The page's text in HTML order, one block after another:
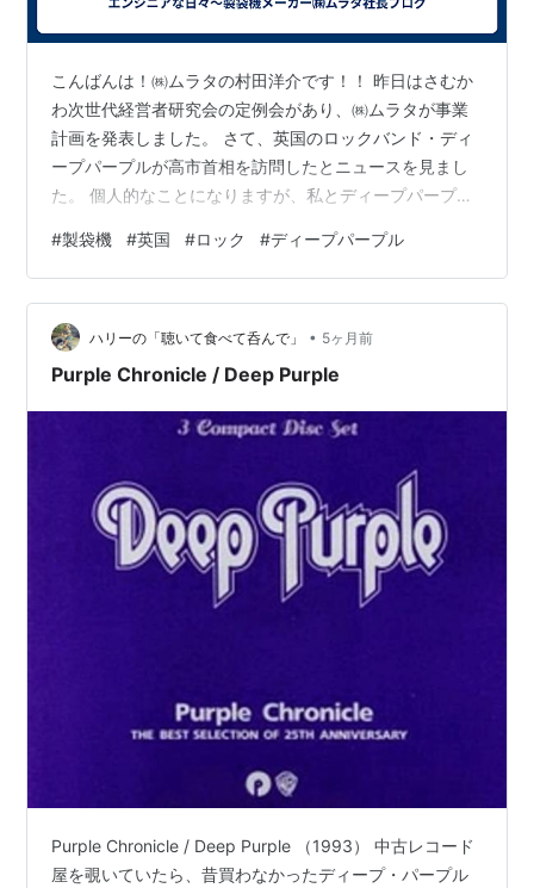
こんばんは！㈱ムラタの村田洋介です！！ 昨日はさむか
わ次世代経営者研究会の定例会があり、㈱ムラタが事業
計画を発表しました。 さて、英国のロックバンド・ディ
ープパープルが高市首相を訪問したとニュースを見まし
た。 個人的なことになりますが、私とディープパープル
Hell or High Water）』になります。 SpeedKingや
Burn、Smoke on the Waterなどヒット曲が満載のアルバ
ムとなっていました。 またジョンロードとリッチブラッ
クモアの掛け合いなどこのバンドの魅力が余すところな
く詰め込まれていました。 www.yout…
#製袋機 #英国 #ロック #ディープパープル
ハリーの「聴いて食べて呑んで」 • 5ヶ月前
Purple Chronicle / Deep Purple
Purple Chronicle / Deep Purple （1993） 中古レコード
屋を覗いていたら、昔買わなかったディープ・パープル